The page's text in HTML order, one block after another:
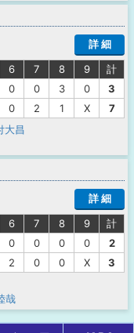
詳 細
6 7 8 9
計
0 0 3 0
3
0 2 1 X
7
大昌
詳 細
6 7 8 9
計
0 0 0 0
2
2 0 0 X
3
哉